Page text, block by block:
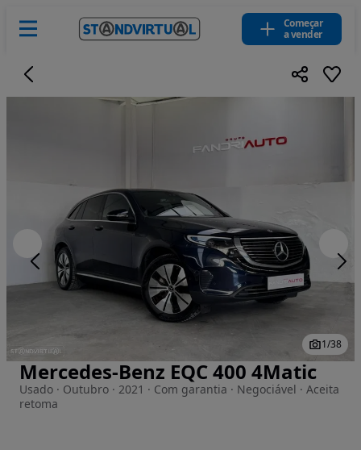
Começar
a vender
Imagem 1 de 38
1/38
Mercedes-Benz EQC 400 4Matic
Usado · Outubro · 2021 · Com garantia · Negociável · Aceita
retoma